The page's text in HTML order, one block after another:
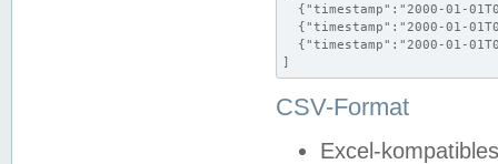
{"timestamp":"2000-01-
{"timestamp":"2000-01-
{"timestamp":"2000-01-
]
CSV-Format
Excel-